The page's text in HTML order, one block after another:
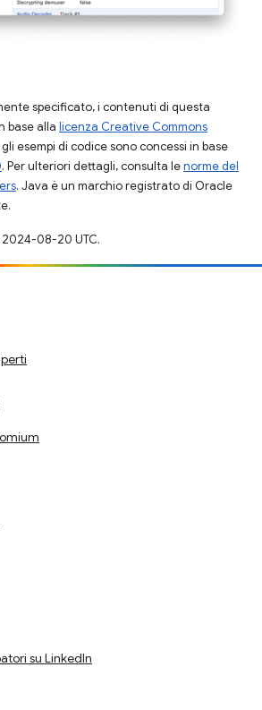
specificato, i contenuti di questa
base alla licenza Creative Commons
esempi di codice sono concessi in base
. Per ulteriori dettagli, consulta lenorme del
. Java è un marchio registrato di Oracle
08-20 UTC.
su LinkedIn